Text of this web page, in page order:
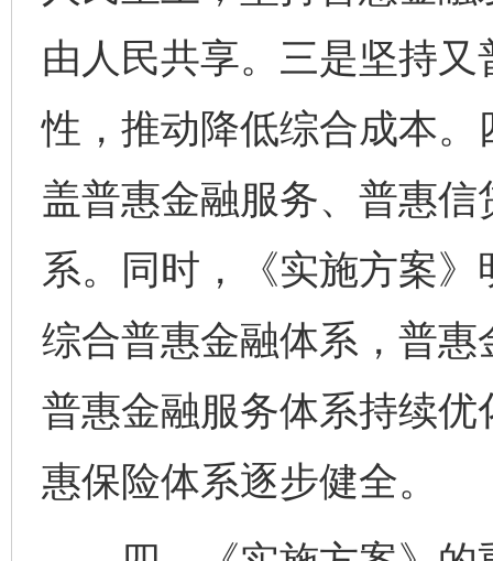
由人民共享。三是坚持
性，推动降低综合成本
盖普惠金融服务、普惠
系。同时，《实施方案
综合普惠金融体系，普
普惠金融服务体系持续
惠保险体系逐步健全。